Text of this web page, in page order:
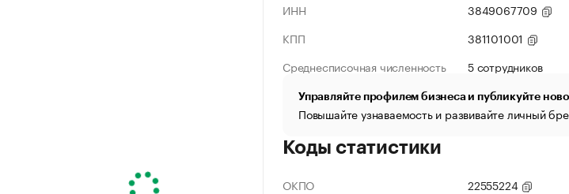
ИНН
3849067709
КПП
381101001
Среднесписочная численность
5 сотрудников
Управляйте профилем бизнеса и публикуйте
Повышайте узнаваемость и развивайте личный
Коды статистики
ОКПО
22555224